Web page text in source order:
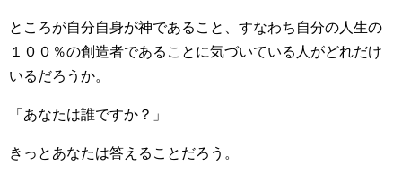
ところが自分自身が神であること、すなわち自分の人生の
１００％の創造者であることに気づいている人がどれだけ
いるだろうか。
「あなたは誰ですか？」
きっとあなたは答えることだろう。